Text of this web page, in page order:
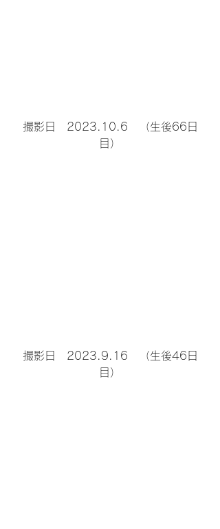
撮影日　2023.10.6　（生後66日
目）
撮影日　2023.9.16　（生後46日
目）